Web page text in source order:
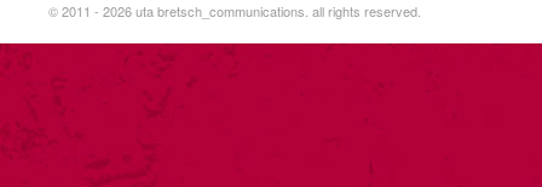
© 2011 - 2026 uta bretsch_communications. all rights reserved.